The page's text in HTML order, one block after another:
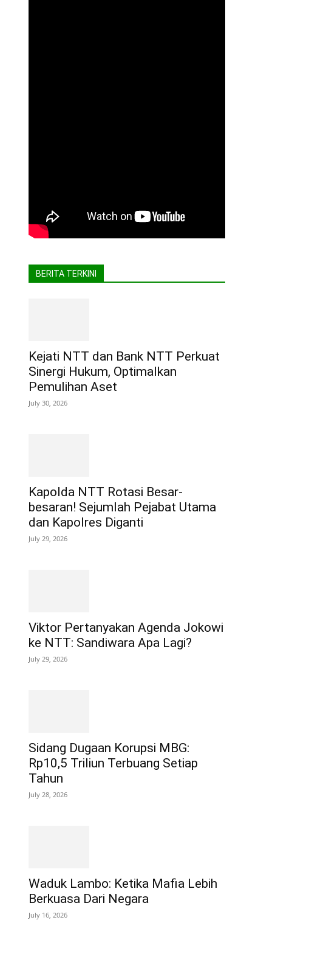
BERITA TERKINI
Kejati NTT dan Bank NTT Perkuat
Sinergi Hukum, Optimalkan
Pemulihan Aset
July 30, 2026
Kapolda NTT Rotasi Besar-
besaran! Sejumlah Pejabat Utama
dan Kapolres Diganti
July 29, 2026
Viktor Pertanyakan Agenda Jokowi
ke NTT: Sandiwara Apa Lagi?
July 29, 2026
Sidang Dugaan Korupsi MBG:
Rp10,5 Triliun Terbuang Setiap
Tahun
July 28, 2026
Waduk Lambo: Ketika Mafia Lebih
Berkuasa Dari Negara
July 16, 2026